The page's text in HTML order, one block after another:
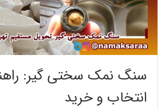
سنگ نمک سختی گیر:
انتخاب و خرید